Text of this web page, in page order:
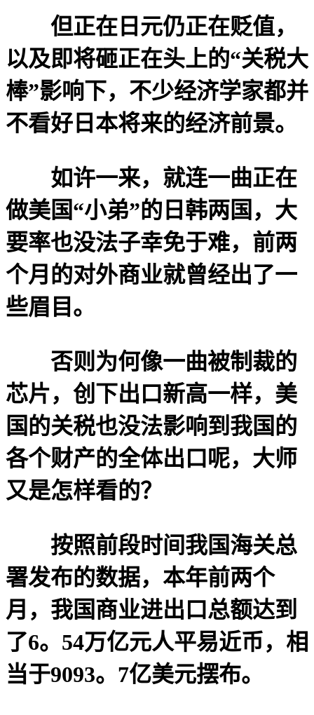
但正在日元仍正在贬值，
以及即将砸正在头上的“关税大
棒”影响下，不少经济学家都并
不看好日本将来的经济前景。
如许一来，就连一曲正在
做美国“小弟”的日韩两国，大
要率也没法子幸免于难，前两
个月的对外商业就曾经出了一
些眉目。
否则为何像一曲被制裁的
芯片，创下出口新高一样，美
国的关税也没法影响到我国的
各个财产的全体出口呢，大师
又是怎样看的？
按照前段时间我国海关总
署发布的数据，本年前两个
月，我国商业进出口总额达到
了6。54万亿元人平易近币，相
当于9093。7亿美元摆布。